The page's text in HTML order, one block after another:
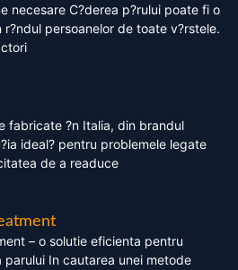
necesare C?derea p?rului poate fi o
r?ndul persoanelor de toate v?rstele.
fabricate ?n Italia, din brandul
ideal? pentru problemele legate
de a readuce
– o solutie eficienta pentru
In cautarea unei metode